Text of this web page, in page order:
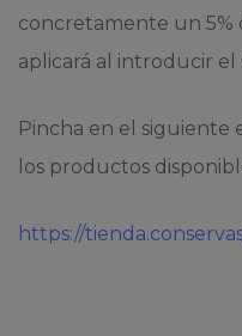
concretamente un 5%
aplicará al introducir el
Pincha en el siguiente
los productos
https://